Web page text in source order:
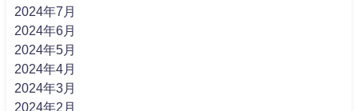
2024年7月
2024年6月
2024年5月
2024年4月
2024年3月
2024年2月